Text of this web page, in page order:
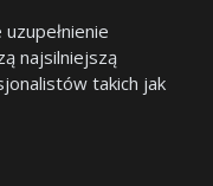
najsilniejszą
takich jak